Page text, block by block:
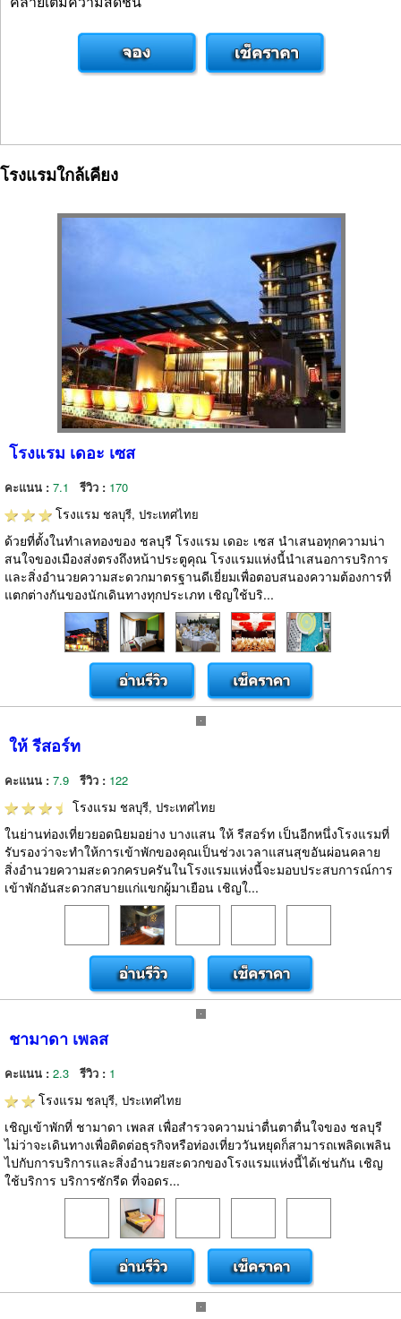
โรงแรมใกล้เคียง
โรงแรม เดอะ เซส
คะแนน : 7.1 รีวิว : 170
โรงแรม ชลบุรี, ประเทศไทย
ด้วยที่ตั้งในทำเลทองของ ชลบุรี โรงแรม เดอะ เซส นำเสนอทุกความน่า
สนใจของเมืองส่งตรงถึงหน้าประตูคุณ โรงแรมแห่งนี้นำเสนอการบริการ
และสิ่งอำนวยความสะดวกมาตรฐานดีเยี่ยมเพื่อตอบสนองความต้องการที่
แตกต่างกันของนักเดินทางทุกประเภท เชิญใช้บริ...
ให้ รีสอร์ท
คะแนน : 7.9 รีวิว : 122
โรงแรม ชลบุรี, ประเทศไทย
ในย่านท่องเที่ยวยอดนิยมอย่าง บางแสน ให้ รีสอร์ท เป็นอีกหนึ่งโรงแรมที่
รับรองว่าจะทำให้การเข้าพักของคุณเป็นช่วงเวลาแสนสุขอันผ่อนคลาย
สิ่งอำนวยความสะดวกครบครันในโรงแรมแห่งนี้จะมอบประสบการณ์การ
เข้าพักอันสะดวกสบายแก่แขกผู้มาเยือน เชิญใ...
ชามาดา เพลส
คะแนน : 2.3 รีวิว : 1
โรงแรม ชลบุรี, ประเทศไทย
เชิญเข้าพักที่ ชามาดา เพลส เพื่อสำรวจความน่าตื่นตาตื่นใจของ ชลบุรี
ไม่ว่าจะเดินทางเพื่อติดต่อธุรกิจหรือท่องเที่ยววันหยุดก็สามารถเพลิดเพลิน
ไปกับการบริการและสิ่งอำนวยสะดวกของโรงแรมแห่งนี้ได้เช่นกัน เชิญ
ใช้บริการ บริการซักรีด ที่จอดร...